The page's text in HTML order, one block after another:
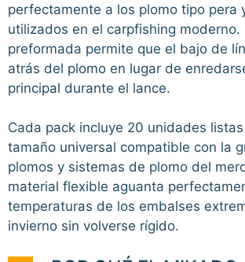
perfectamente a los plomo tipo pera
utilizados en el carpfishing moderno.
preformada permite que el bajo de
atrás del plomo en lugar de
principal durante el lance.
Cada pack incluye 20 unidades
tamaño universal compatible con la
plomos y sistemas de plomo del
material flexible aguanta
temperaturas de los embalses
invierno sin volverse rígido.